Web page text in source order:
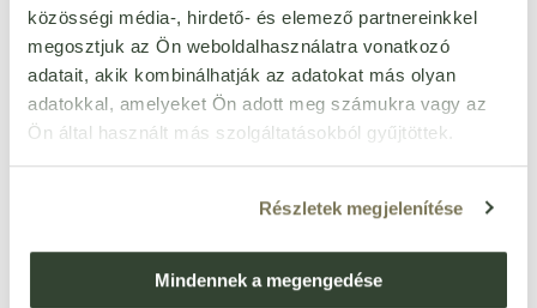
közösségi média-, hirdető- és elemező partnereinkkel
megosztjuk az Ön weboldalhasználatra vonatkozó
adatait, akik kombinálhatják az adatokat más olyan
adatokkal, amelyeket Ön adott meg számukra vagy az
Ön által használt más szolgáltatásokból gyűjtöttek.
Részletek megjelenítése
Mindennek a megengedése
Viva natura zöldárpa por
150 g
19 520 Ft/kg
2 928Ft
készleten < 10 db
banán ízű fehérje italpor 25